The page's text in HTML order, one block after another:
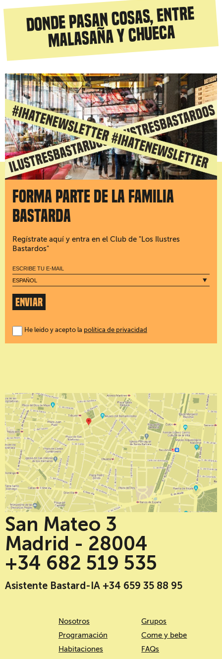
Donde pasan cosas, entre
Malasaña y Chueca
Forma parte de la familia
bastarda
Regístrate aquí y entra en el Club de "Los Ilustres
Bastardos"
ENVIAR
He leído y acepto la política de privacidad
San Mateo 3
Madrid - 28004
+34 682 519 535
Asistente Bastard-IA +34 659 35 88 95
Nosotros
Programación
Habitaciones
Grupos
Come y bebe
FAQs